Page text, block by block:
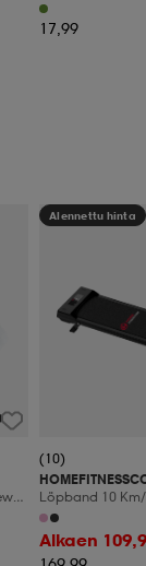
17,99
Alennettu hinta
(10)
Löpband 10
Manuaalinen
Led-Display
Alkaen